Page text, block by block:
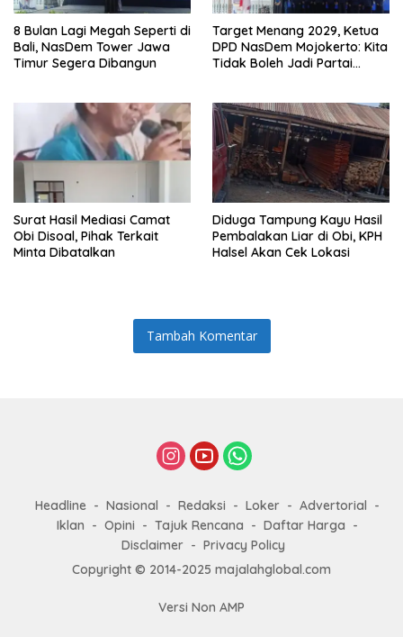
8 Bulan Lagi Megah Seperti di
Bali, NasDem Tower Jawa
Timur Segera Dibangun
Target Menang 2029, Ketua
DPD NasDem Mojokerto: Kita
Tidak Boleh Jadi Partai
Surat Hasil Mediasi Camat
Obi Disoal, Pihak Terkait
Minta Dibatalkan
Diduga Tampung Kayu Hasil
Pembalakan Liar di Obi, KPH
Halsel Akan Cek Lokasi
Tambah Komentar
Headline Nasional Redaksi Loker
Advertorial
Iklan
Opini Tajuk Rencana
Daftar Harga
Disclaimer
Privacy Policy
Copyright © 2014-2025 majalahglobal.com
Versi Non AMP